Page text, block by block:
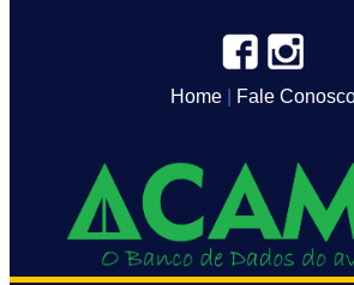
Home| Fale